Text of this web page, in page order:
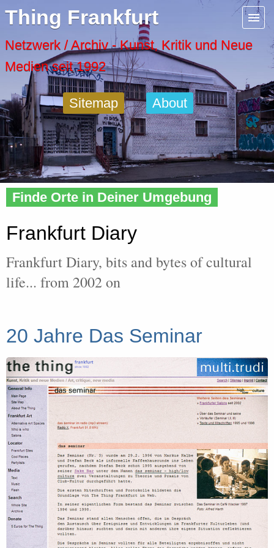
Thing Frankfurt
Netzwerk / Archiv - Kunst, Kritik und Neue
Medien seit 1992
Sitemap About
Home »Frankfurt» Diary
Finde Orte in Deiner Umgebung
Frankfurt Diary
Frankfurt Diary, bits and bytes of cultural
life... from 2002 on
20 Jahre Das Seminar
Menu
Artspaces
Cool Places
Frankfurt Diary
Activity
Recent Posts